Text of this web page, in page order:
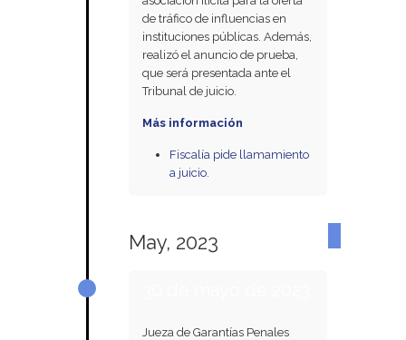
de tráfico de influencias en
instituciones públicas. Además,
realizó el anuncio de prueba,
que será presentada ante el
Tribunal de juicio.
Más información
Fiscalía pide llamamiento
a juicio.
May, 2023
Jueza de Garantías Penales